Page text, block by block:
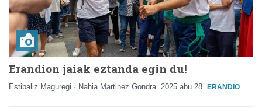
Erandion jaiak eztanda egin du!
Estibaliz Maguregi · Nahia Martinez Gondra 2025 abu 28 ERANDIO